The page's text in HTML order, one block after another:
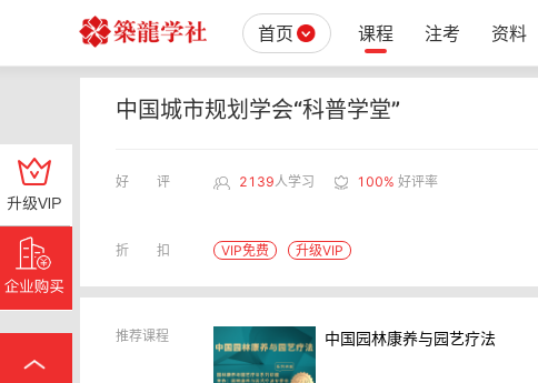
首页 课程 注考 资料
中国城市规划学会“科普学堂”
好评 2139人学习 100% 好评率
折扣 VIP免费 升级VIP
推荐课程 中国园林康养与园艺疗法